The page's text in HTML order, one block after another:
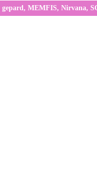
gepard, MEMFIS, Nirvana,